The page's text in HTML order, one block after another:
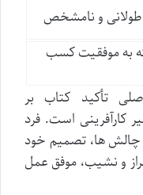
و نامشخص
به موفقیت کسب
تأکید کتاب بر
کارآفرینی است. فرد
و چالش ها، تصمیم خود
و نشیب، موفق عمل